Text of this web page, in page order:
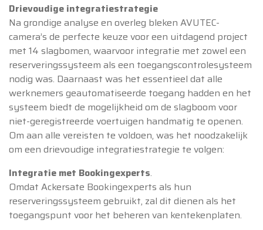
Drievoudige integratiestrategie
Na grondige analyse en overleg bleken AVUTEC-
camera’s de perfecte keuze voor een uitdagend project
met 14 slagbomen, waarvoor integratie met zowel een
reserveringssysteem als een toegangscontrolesysteem
nodig was. Daarnaast was het essentieel dat alle
werknemers geautomatiseerde toegang hadden en het
systeem biedt de mogelijkheid om de slagboom voor
niet-geregistreerde voertuigen handmatig te openen.
Om aan alle vereisten te voldoen, was het noodzakelijk
om een ​​drievoudige integratiestrategie te volgen:
Integratie met Bookingexperts.
Omdat Ackersate Bookingexperts als hun
reserveringssysteem gebruikt, zal dit dienen als het
toegangspunt voor het beheren van kentekenplaten.